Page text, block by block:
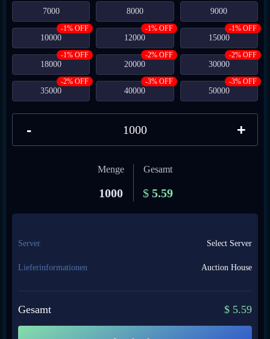
7000 8000 9000
10000
-1% OFF
12000
-1% OFF
15000
-1% OFF
18000
-1% OFF
20000
-2% OFF
30000
-2% OFF
35000
-2% OFF
40000
-3% OFF
50000
-3% OFF
- +
Menge
1000
Gesamt
$ 5.59
Server Select Server
Lieferinformationen Auction House
Gesamt $ 5.59